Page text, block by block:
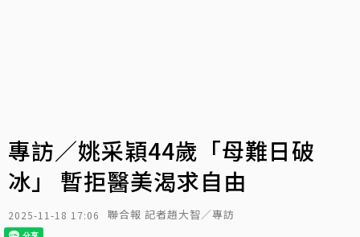
專訪／姚采穎44歲「母難日破
冰」 暫拒醫美渴求自由
2025-11-18 17:06 聯合報 記者趙大智／專訪